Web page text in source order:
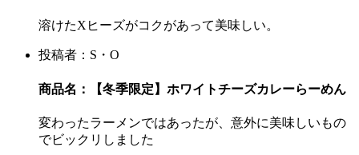
溶けたXヒーズがコクがあって美味しい。
投稿者：S・O
商品名：【冬季限定】ホワイトチーズカレーらーめん
変わったラーメンではあったが、意外に美味しいもの
でビックリしました